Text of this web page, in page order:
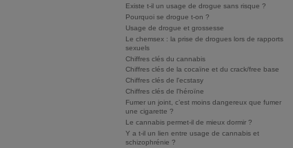
Existe t-il un usage de drogue sans risque ?
Pourquoi se drogue t-on ?
Usage de drogue et grossesse
Le chemsex : la prise de drogues lors de rapports
sexuels
Chiffres clés du cannabis
Chiffres clés de la cocaïne et du crack/free base
Chiffres clés de l'ecstasy
Chiffres clés de l'héroïne
Fumer un joint, c’est moins dangereux que fumer
une cigarette ?
Le cannabis permet-il de mieux dormir ?
Y a t-il un lien entre usage de cannabis et
schizophrénie ?